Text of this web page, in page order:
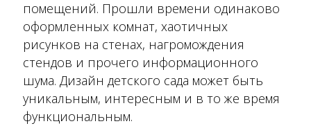
помещений. Прошли времени одинаково
оформленных комнат, хаотичных
рисунков на стенах, нагромождения
стендов и прочего информационного
шума. Дизайн детского сада может быть
уникальным, интересным и в то же время
функциональным.